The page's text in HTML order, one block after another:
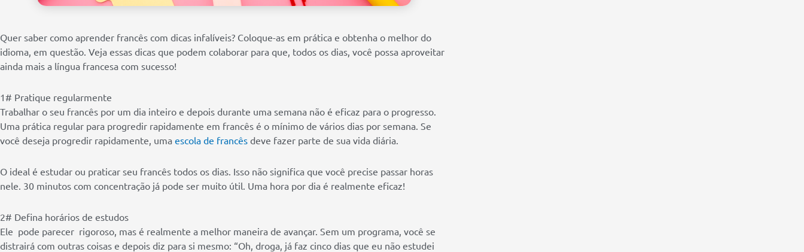
Quer saber como aprender francês com dicas infalíveis? Coloque-as em prática e obtenha o melhor do
idioma, em questão. Veja essas dicas que podem colaborar para que, todos os dias, você possa aproveitar
ainda mais a língua francesa com sucesso!
1# Pratique regularmente
Trabalhar o seu francês por um dia inteiro e depois durante uma semana não é eficaz para o progresso.
Uma prática regular para progredir rapidamente em francês é o mínimo de vários dias por semana. Se
você deseja progredir rapidamente, uma escola de francês deve fazer parte de sua vida diária.
O ideal é estudar ou praticar seu francês todos os dias. Isso não significa que você precise passar horas
nele. 30 minutos com concentração já pode ser muito útil. Uma hora por dia é realmente eficaz!
2# Defina horários de estudos
Ele pode parecer rigoroso, mas é realmente a melhor maneira de avançar. Sem um programa, você se
distrairá com outras coisas e depois diz para si mesmo: “Oh, droga, já faz cinco dias que eu não estudei